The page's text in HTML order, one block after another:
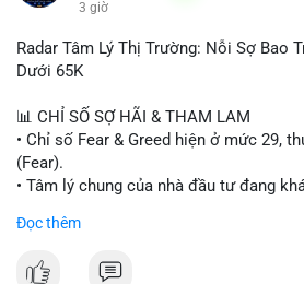
#binancesquare #cryptonews
#tokenizedsecurities
$btc $eth
#vlikevn
3 giờ
Radar Tâm Lý Thị Trường: Nỗi Sợ Bao
Dưới 65K
📊 CHỈ SỐ SỢ HÃI & THAM LAM
• Chỉ số Fear & Greed hiện ở mức 29,
(Fear).
• Tâm lý chung của nhà đầu tư đang
• CoinGecko Trending: Plume
Đọc thêm